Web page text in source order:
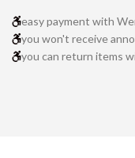
easy payment with
you won't receive
you can return items